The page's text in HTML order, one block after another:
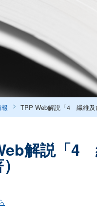
TPP Web解説「4 繊維及
解説「4